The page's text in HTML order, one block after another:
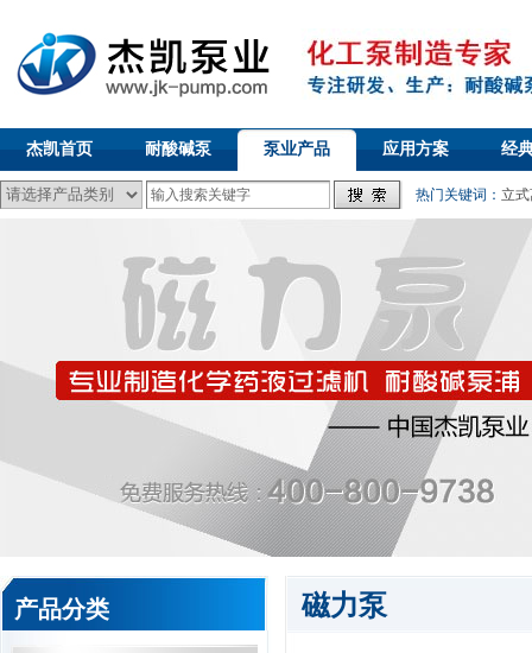
杰凯首页 耐酸碱泵 泵业产品 应用方案 经
热门关键词： 立
产品分类 磁力泵